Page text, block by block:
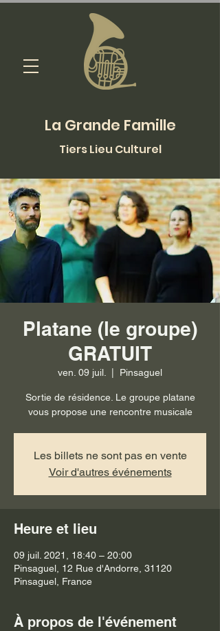
La Grande Famille
Tiers Lieu Culturel
Platane (le groupe)
GRATUIT
ven. 09 juil. Pinsaguel
Sortie de résidence. Le groupe platane
vous propose une rencontre musicale
Les billets ne sont pas en vente
Voir d'autres événements
Heure et lieu
09 juil. 2021, 18:40 – 20:00
Pinsaguel, 12 Rue d'Andorre, 31120
Pinsaguel, France
À propos de l'événement